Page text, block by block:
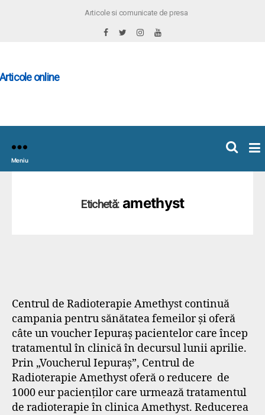
Articole si comunicate de presa
Meniu
Etichetă: amethyst
Centrul de Radioterapie Amethyst continuă
campania pentru sănătatea femeilor și oferă
câte un voucher Iepuraș pacientelor care încep
tratamentul în clinică în decursul lunii aprilie.
Prin „Voucherul Iepuraș”, Centrul de
Radioterapie Amethyst oferă o reducere de
1000 eur pacienților care urmează tratamentul
de radioterapie în clinica Amethyst. Reducerea